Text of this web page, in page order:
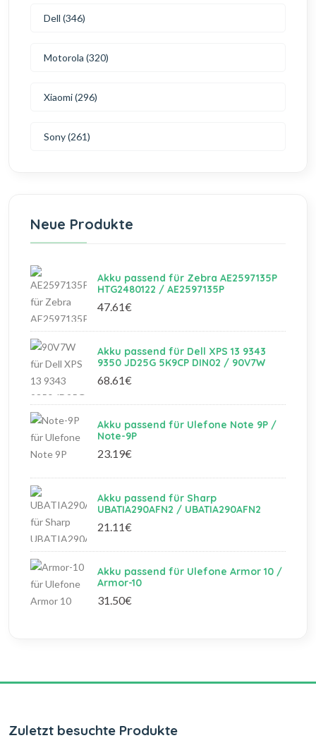
Dell (346)
Motorola (320)
Xiaomi (296)
Sony (261)
Neue Produkte
Akku passend für Zebra AE2597135P
HTG2480122 / AE2597135P
47.61€
Akku passend für Dell XPS 13 9343
9350 JD25G 5K9CP DIN02 / 90V7W
68.61€
Akku passend für Ulefone Note 9P /
Note-9P
23.19€
Akku passend für Sharp
UBATIA290AFN2 / UBATIA290AFN2
21.11€
Akku passend für Ulefone Armor 10 /
Armor-10
31.50€
Zuletzt besuchte Produkte